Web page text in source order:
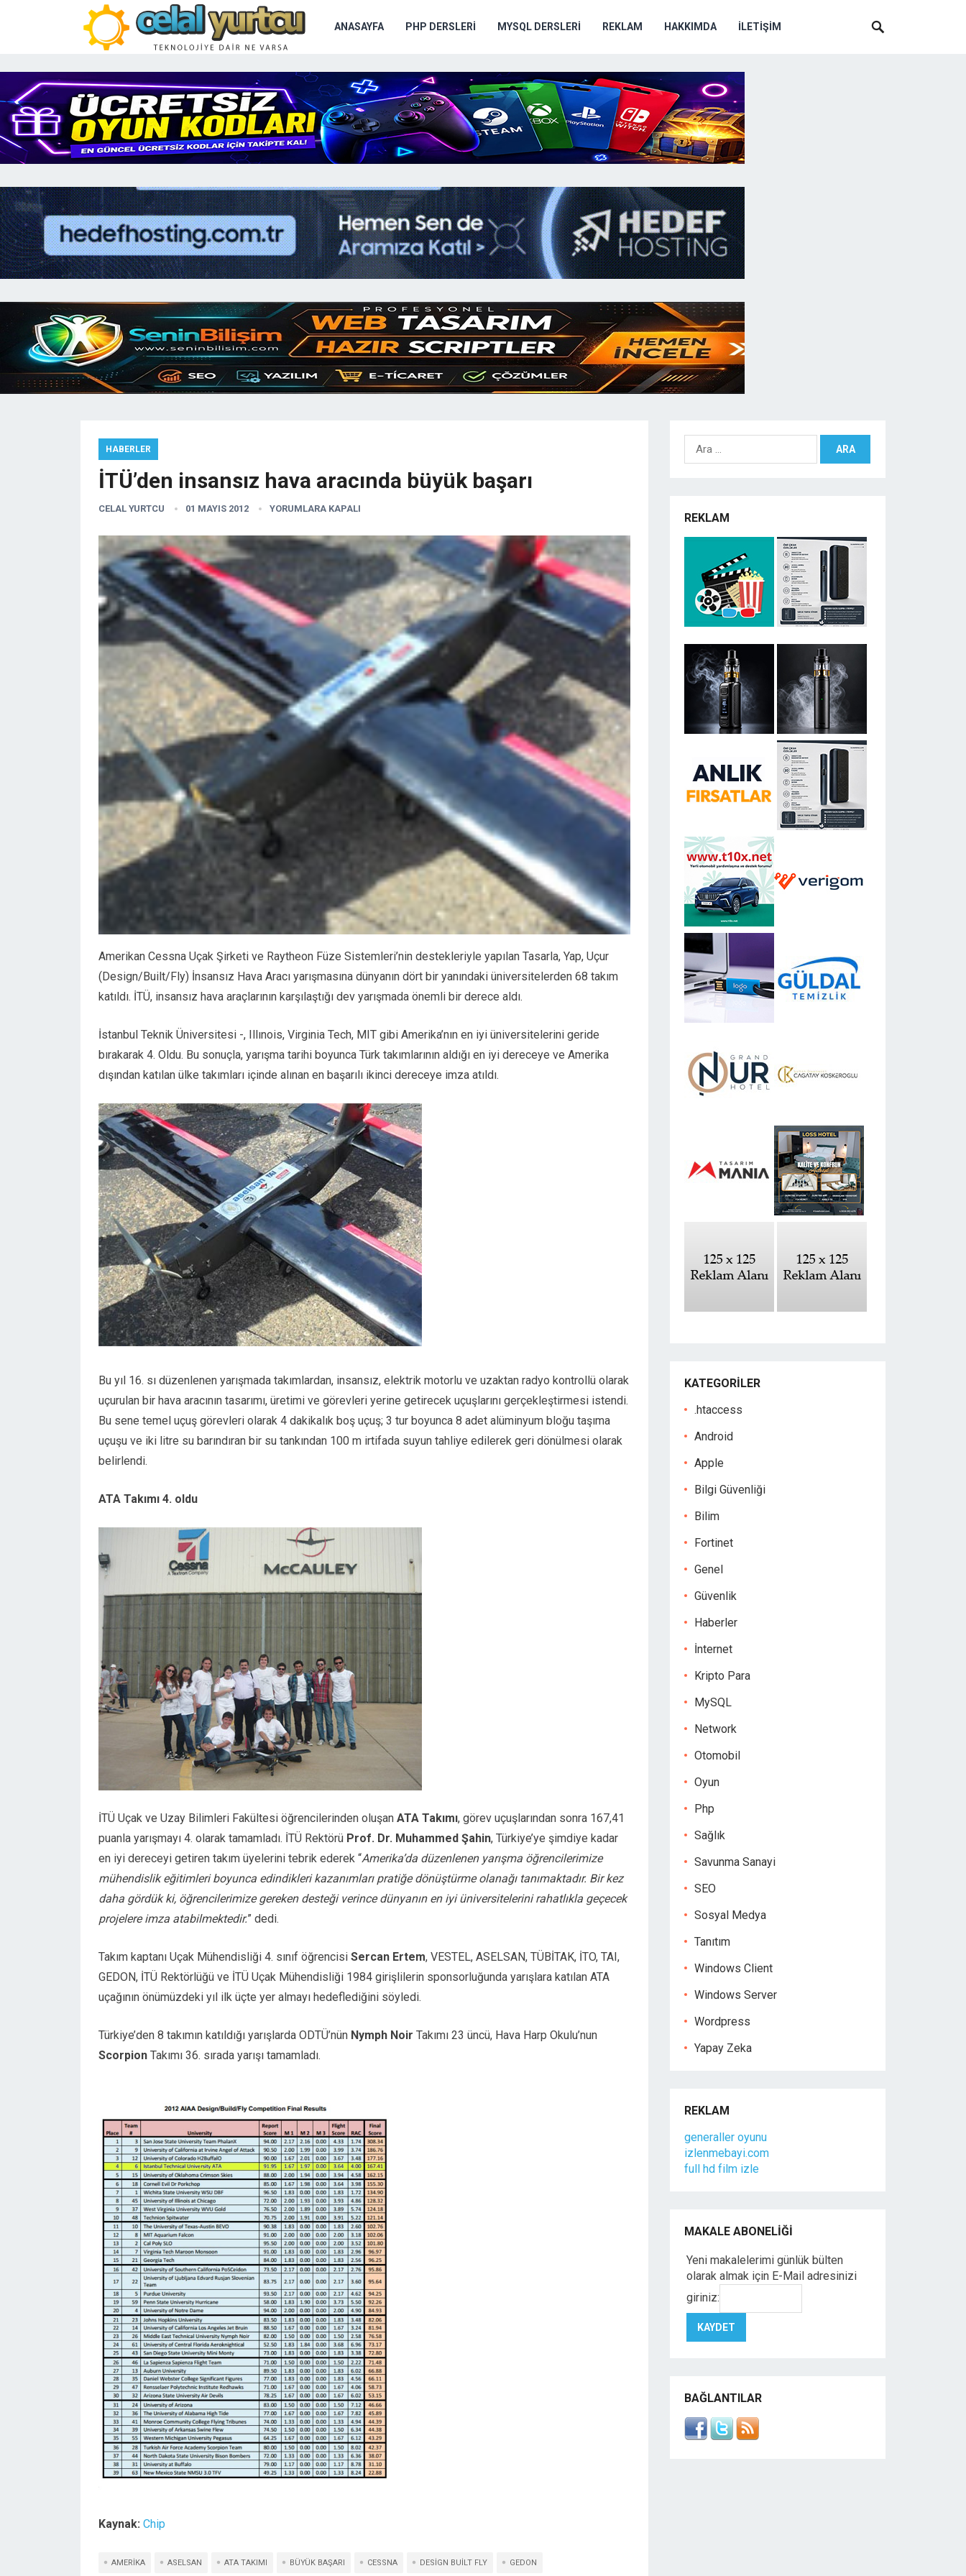
ANASAYFA PHP DERSLERI MYSQL DERSLERI REKLAM HAKKIMDA İLETIŞIM
HABERLER
İTÜ’den insansız hava aracında büyük başarı
CELAL YURTCU 01 MAYIS 2012 YORUMLARA KAPALI
Amerikan Cessna Uçak Şirketi ve Raytheon Füze Sistemleri’nin destekleriyle yapılan Tasarla, Yap, Uçur
(Design/Built/Fly) İnsansız Hava Aracı yarışmasına dünyanın dört bir yanındaki üniversitelerden 68 takım
katıldı. İTÜ, insansız hava araçlarının karşılaştığı dev yarışmada önemli bir derece aldı.
İstanbul Teknik Üniversitesi -, Illınois, Virginia Tech, MIT gibi Amerika’nın en iyi üniversitelerini geride
bırakarak 4. Oldu. Bu sonuçla, yarışma tarihi boyunca Türk takımlarının aldığı en iyi dereceye ve Amerika
dışından katılan ülke takımları içinde alınan en başarılı ikinci dereceye imza atıldı.
Bu yıl 16. sı düzenlenen yarışmada takımlardan, insansız, elektrik motorlu ve uzaktan radyo kontrollü olarak
uçurulan bir hava aracının tasarımı, üretimi ve görevleri yerine getirecek uçuşlarını gerçekleştirmesi istendi.
Bu sene temel uçuş görevleri olarak 4 dakikalık boş uçuş; 3 tur boyunca 8 adet alüminyum bloğu taşıma
uçuşu ve iki litre su barındıran bir su tankından 100 m irtifada suyun tahliye edilerek geri dönülmesi olarak
belirlendi.
ATA Takımı 4. oldu
İTÜ Uçak ve Uzay Bilimleri Fakültesi öğrencilerinden oluşan ATA Takımı, görev uçuşlarından sonra 167,41
puanla yarışmayı 4. olarak tamamladı. İTÜ Rektörü Prof. Dr. Muhammed Şahin, Türkiye’ye şimdiye kadar
en iyi dereceyi getiren takım üyelerini tebrik ederek “Amerika’da düzenlenen yarışma öğrencilerimize
mühendislik eğitimleri boyunca edindikleri kazanımları pratiğe dönüştürme olanağı tanımaktadır. Bir kez
daha gördük ki, öğrencilerimize gereken desteği verince dünyanın en iyi üniversitelerini rahatlıkla geçecek
projelere imza atabilmektedir.” dedi.
Takım kaptanı Uçak Mühendisliği 4. sınıf öğrencisi Sercan Ertem, VESTEL, ASELSAN, TÜBİTAK, İTO, TAI,
GEDON, İTÜ Rektörlüğü ve İTÜ Uçak Mühendisliği 1984 girişlilerin sponsorluğunda yarışlara katılan ATA
uçağının önümüzdeki yıl ilk üçte yer almayı hedeflediğini söyledi.
Türkiye’den 8 takımın katıldığı yarışlarda ODTÜ’nün Nymph Noir Takımı 23 üncü, Hava Harp Okulu’nun
Scorpion Takımı 36. sırada yarışı tamamladı.
Kaynak: Chip
AMERIKA ASELSAN ATA TAKIMI BÜYÜK BAŞARI CESSNA DESIGN BUILT FLY GEDON
Arama:
REKLAM
KATEGORILER
.htaccess
Android
Apple
Bilgi Güvenliği
Bilim
Fortinet
Genel
Güvenlik
Haberler
İnternet
Kripto Para
MySQL
Network
Otomobil
Oyun
Php
Sağlık
Savunma Sanayi
SEO
Sosyal Medya
Tanıtım
Windows Client
Windows Server
Wordpress
Yapay Zeka
REKLAM
generaller oyunu
izlenmebayi.com
full hd film izle
MAKALE ABONELIĞI
Yeni makalelerimi günlük bülten
olarak almak için E-Mail adresinizi
giriniz:
BAĞLANTILAR